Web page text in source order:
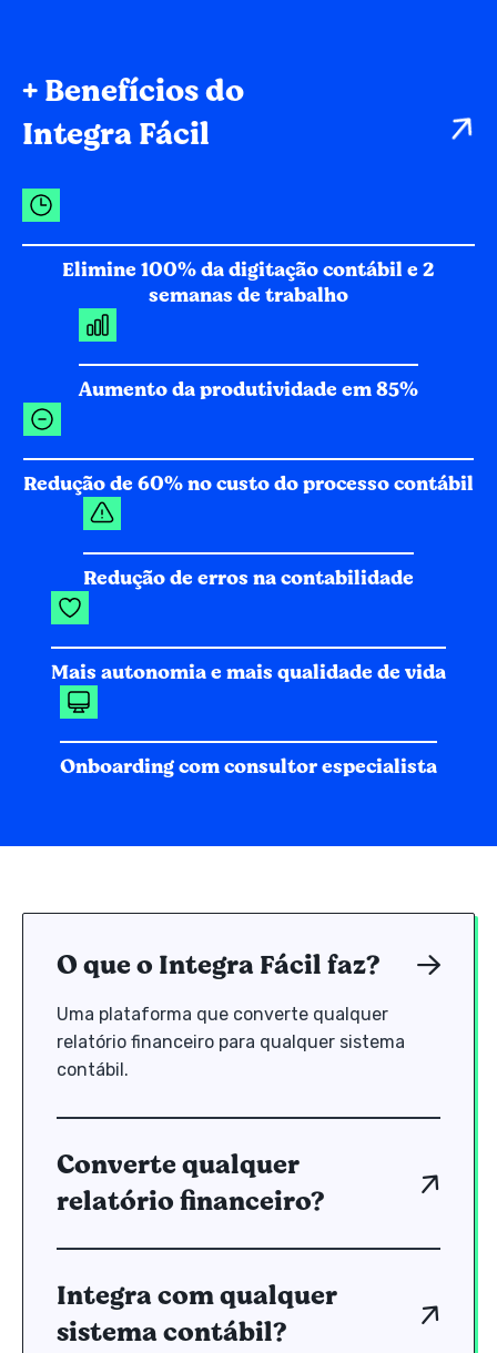
+ Benefícios do
Integra Fácil
Elimine 100% da digitação contábil e 2
semanas de trabalho
Aumento da produtividade em 85%
Redução de 60% no custo do processo contábil
Redução de erros na contabilidade
Mais autonomia e mais qualidade de vida
Onboarding com consultor especialista
O que o Integra Fácil faz?
Uma plataforma que converte qualquer
relatório financeiro para qualquer sistema
contábil.
Converte qualquer
relatório financeiro?
Integra com qualquer
sistema contábil?